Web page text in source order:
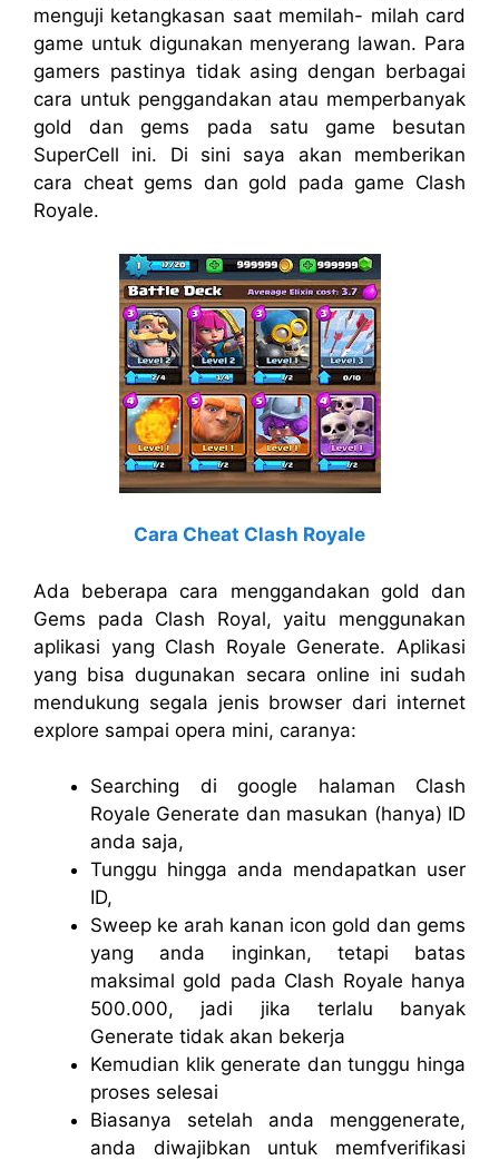
menguji ketangkasan saat memilah- milah card
game untuk digunakan menyerang lawan. Para
gamers pastinya tidak asing dengan berbagai
cara untuk penggandakan atau memperbanyak
gold dan gems pada satu game besutan
SuperCell ini. Di sini saya akan memberikan
cara cheat gems dan gold pada game Clash
Royale.
Cara Cheat Clash Royale
Ada beberapa cara menggandakan gold dan
Gems pada Clash Royal, yaitu menggunakan
aplikasi yang Clash Royale Generate. Aplikasi
yang bisa dugunakan secara online ini sudah
mendukung segala jenis browser dari internet
explore sampai opera mini, caranya:
Searching di google halaman Clash
Royale Generate dan masukan (hanya) ID
anda saja,
Tunggu hingga anda mendapatkan user
ID,
Sweep ke arah kanan icon gold dan gems
yang anda inginkan, tetapi batas
maksimal gold pada Clash Royale hanya
500.000, jadi jika terlalu banyak
Generate tidak akan bekerja
Kemudian klik generate dan tunggu hinga
proses selesai
Biasanya setelah anda menggenerate,
anda diwajibkan untuk memfverifikasi